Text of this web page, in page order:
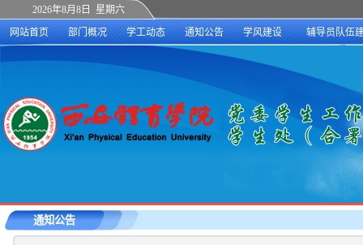
2026年8月8日 星期六
网站首页
部门概况 学工动态 通知公告 学风建设 辅导员队伍
通知公告